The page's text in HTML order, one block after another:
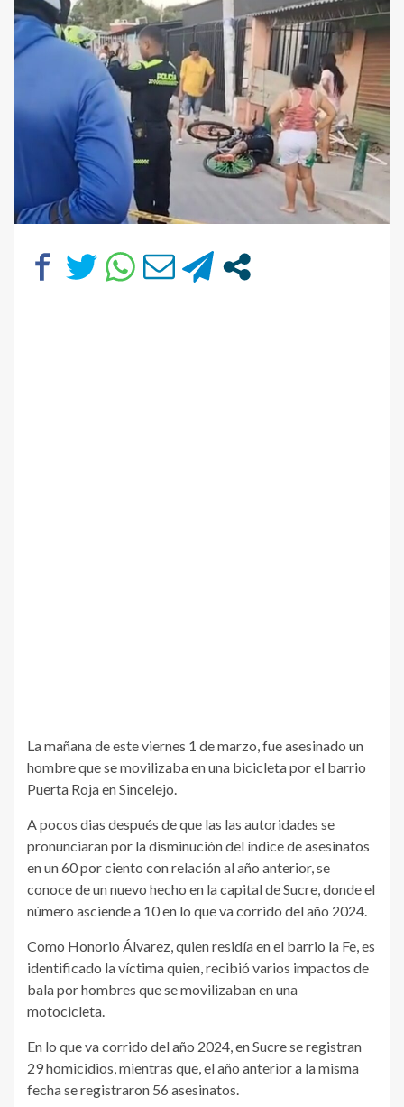
La mañana de este viernes 1 de marzo, fue asesinado un
hombre que se movilizaba en una bicicleta por el barrio
Puerta Roja en Sincelejo.
A pocos dias después de que las las autoridades se
pronunciaran por la disminución del índice de asesinatos
en un 60 por ciento con relación al año anterior, se
conoce de un nuevo hecho en la capital de Sucre, donde el
número asciende a 10 en lo que va corrido del año 2024.
Como Honorio Álvarez, quien residía en el barrio la Fe, es
identificado la víctima quien, recibió varios impactos de
bala por hombres que se movilizaban en una
motocicleta.
En lo que va corrido del año 2024, en Sucre se registran
29 homicidios, mientras que, el año anterior a la misma
fecha se registraron 56 asesinatos.